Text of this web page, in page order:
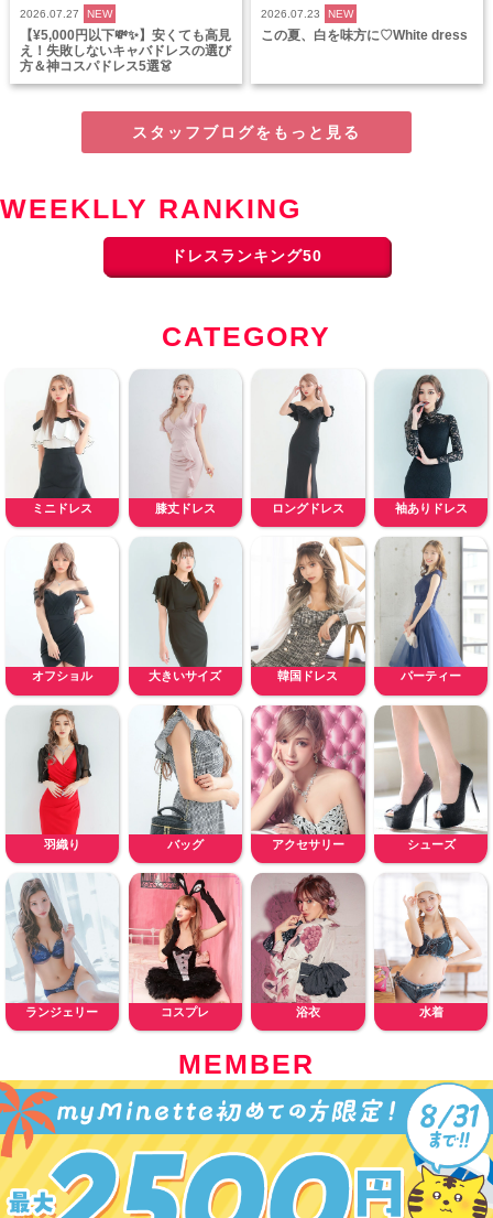
2026.07.27 NEW
【¥5,000円以下💸✨】安くても高見
え！失敗しないキャバドレスの選び
方＆神コスパドレス5選👗
2026.07.23 NEW
この夏、白を味方に♡White dress
スタッフブログをもっと見る
WEEKLLY RANKING
ドレスランキング50
CATEGORY
ミニドレス 膝丈ドレス ロングドレス 袖ありドレス
オフショル 大きいサイズ 韓国ドレス パーティー
羽織り バッグ アクセサリー シューズ
ランジェリー コスプレ 浴衣 水着
MEMBER